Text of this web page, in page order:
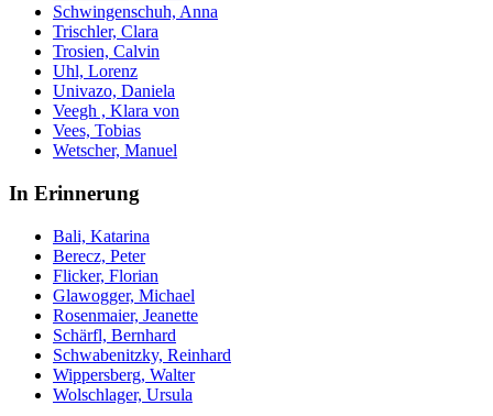
Schwingenschuh, Anna
Trischler, Clara
Trosien, Calvin
Uhl, Lorenz
Univazo, Daniela
Veegh , Klara von
Vees, Tobias
Wetscher, Manuel
In Erinnerung
Bali, Katarina
Berecz, Peter
Flicker, Florian
Glawogger, Michael
Rosenmaier, Jeanette
Schärfl, Bernhard
Schwabenitzky, Reinhard
Wippersberg, Walter
Wolschlager, Ursula